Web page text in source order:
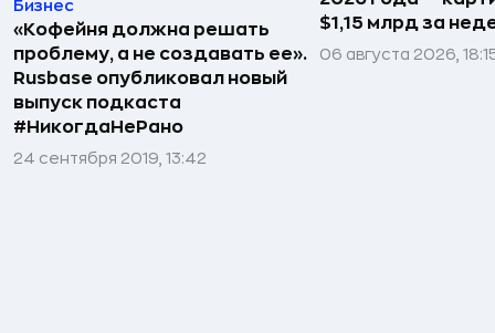
Бизнес
«Кофейня должна решать
проблему, а не создавать ее».
Rusbase опубликовал новый
выпуск подкаста
#НикогдаНеРано
24 сентября 2019, 13:42
$1,15 млрд за
06 августа 2026,